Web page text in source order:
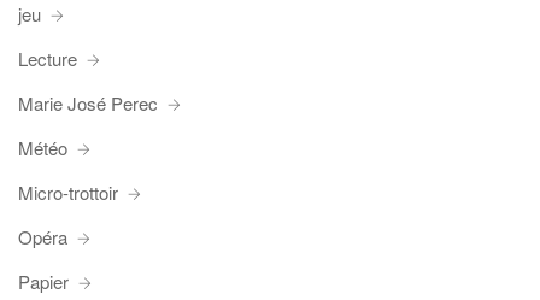
jeu
Lecture
Marie José Perec
Météo
Micro-trottoir
Opéra
Papier